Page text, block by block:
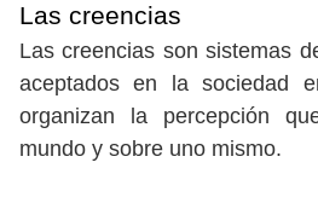
Las creencias
Las creencias son sistemas
aceptados en la sociedad
organizan la percepción
mundo y sobre uno mismo.